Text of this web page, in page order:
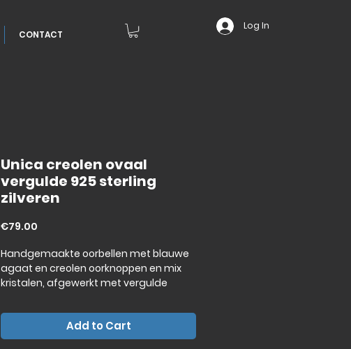
Log In
CONTACT
Unica creolen ovaal
vergulde 925 sterling
zilveren
€79.00
Handgemaakte oorbellen met blauwe
agaat en creolen oorknoppen en mix
kristalen, afgewerkt met vergulde
zilveren)
Add to Cart